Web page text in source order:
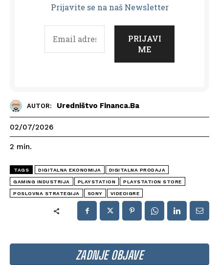
ZADNJE OBJAVE
Prijavite se na naš Newsletter
AUTOR: Uredništvo Financa.ba
02/07/2026
2 min.
TAGS DIGITALNA EKONOMIJA DIGITALNA PRODAJA
GAMING INDUSTRIJA PLAYSTATION PLAYSTATION STORE
POSLOVNA STRATEGIJA SONY VIDEOIGRE